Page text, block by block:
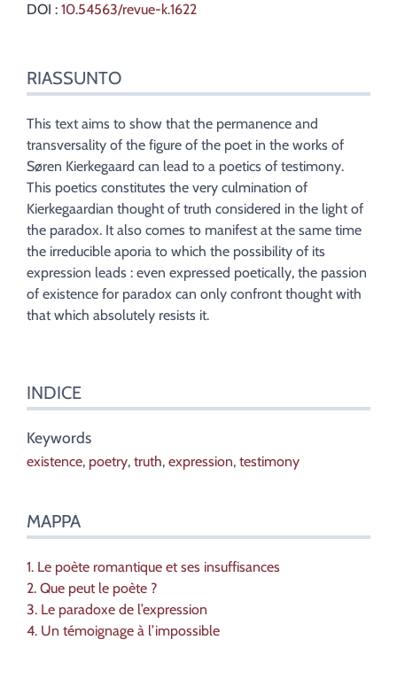
DOI : 10.54563/revue-k.1622
Indice
Mappa
Testo
Bibliografia
Note
Citare quest'articolo
Autore
RIASSUNTO
This text aims to show that the permanence and
transversality of the figure of the poet in the works of
Søren Kierkegaard can lead to a poetics of testimony.
This poetics constitutes the very culmination of
Kierkegaardian thought of truth considered in the light of
the paradox. It also comes to manifest at the same time
the irreducible aporia to which the possibility of its
expression leads : even expressed poetically, the passion
of existence for paradox can only confront thought with
that which absolutely resists it.
INDICE
Keywords
existence, poetry, truth, expression, testimony
MAPPA
1. Le poète romantique et ses insuffisances
2. Que peut le poète ?
3. Le paradoxe de l’expression
4. Un témoignage à l’impossible